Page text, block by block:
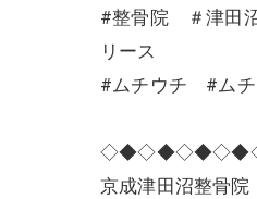
#整骨院 ＃津田
リース
#ムチウチ #ム
京成津田沼整骨院